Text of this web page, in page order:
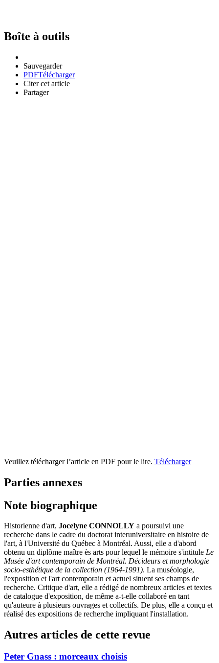
Boîte à outils
Sauvegarder
PDFTélécharger
Citer cet article
Partager
Veuillez télécharger l’article en PDF pour le lire. Télécharger
Parties annexes
Note biographique
Historienne d'art, Jocelyne CONNOLLY a poursuivi une
recherche dans le cadre du doctorat interuniversitaire en histoire de
l'art, à l'Université du Québec à Montréal. Aussi, elle a d'abord
obtenu un diplôme maître ès arts pour lequel le mémoire s'intitule Le
Musée d'art contemporain de Montréal. Décideurs et morphologie
socio-esthétique de la collection (1964-1991). La muséologie,
l'exposition et l'art contemporain et actuel situent ses champs de
recherche. Critique d'art, elle a rédigé de nombreux articles et textes
de catalogue d'exposition, de même a-t-elle collaboré en tant
qu'auteure à plusieurs ouvrages et collectifs. De plus, elle a conçu et
réalisé des expositions de recherche impliquant l'installation.
Autres articles de cette revue
Peter Gnass : morceaux choisis